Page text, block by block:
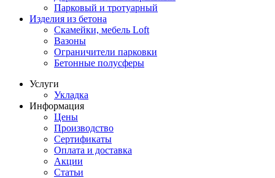
Парковый и тротуарный
Изделия из бетона
Скамейки, мебель Loft
Вазоны
Ограничители парковки
Бетонные полусферы
Услуги
Укладка
Информация
Цены
Производство
Сертификаты
Оплата и доставка
Акции
Статьи